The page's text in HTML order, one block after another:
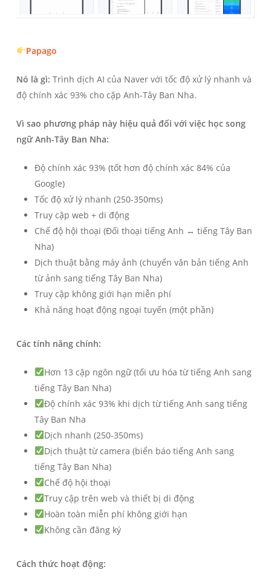
Papago
Nó là gì: Trình dịch AI của Naver với tốc độ xử lý nhanh và
độ chính xác 93% cho cặp Anh-Tây Ban Nha.
Vì sao phương pháp này hiệu quả đối với việc học song
ngữ Anh-Tây Ban Nha:
Độ chính xác 93% (tốt hơn độ chính xác 84% của
Google)
Tốc độ xử lý nhanh (250-350ms)
Truy cập web + di động
Chế độ hội thoại (Đối thoại tiếng Anh ↔ tiếng Tây Ban
Nha)
Dịch thuật bằng máy ảnh (chuyển văn bản tiếng Anh
từ ảnh sang tiếng Tây Ban Nha)
Truy cập không giới hạn miễn phí
Khả năng hoạt động ngoại tuyến (một phần)
Các tính năng chính:
Hơn 13 cặp ngôn ngữ (tối ưu hóa từ tiếng Anh sang
tiếng Tây Ban Nha)
Độ chính xác 93% khi dịch từ tiếng Anh sang tiếng
Tây Ban Nha
Dịch nhanh (250-350ms)
Dịch thuật từ camera (biển báo tiếng Anh sang
tiếng Tây Ban Nha)
Chế độ hội thoại
Truy cập trên web và thiết bị di động
Hoàn toàn miễn phí không giới hạn
Không cần đăng ký
Cách thức hoạt động: